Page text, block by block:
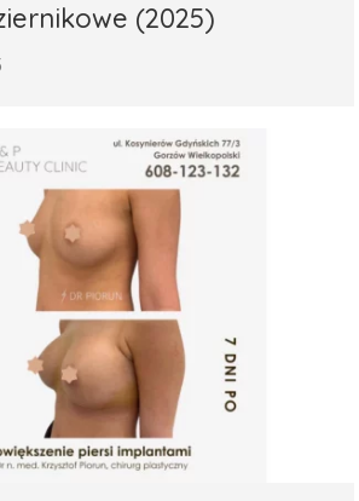
(2025)